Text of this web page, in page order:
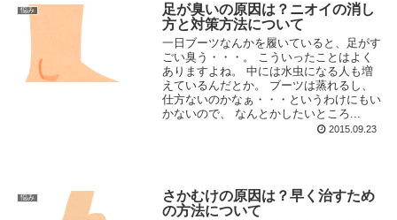
悩み
足が臭いの原因は？ニオイの消し
方と対策方法について
一日ブーツなんかを履いていると、足がす
ごい臭う・・・。 こういったことはよく
ありますよね。 中には水虫になる人も増
えているんだとか。 ブーツは蒸れるし、
仕方ないのかなぁ・・・というわけにもい
かないので、 なんとかしたいところ...
2015.09.23
悩み
さかむけの原因は？早く治すため
の方法について